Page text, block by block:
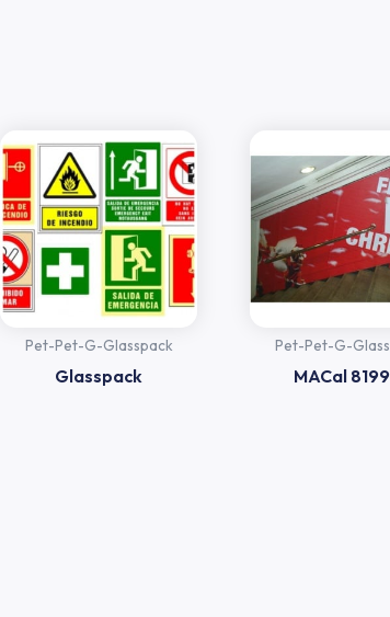
Pet-Pet-G-Glasspack
Glasspack
Pet-Pet-G-
MACal